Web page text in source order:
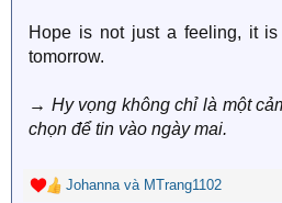
Hope is not just a feeling, it
tomorrow.
→ Hy vọng không chỉ là một
chọn để tin vào ngày mai.
R
Johannavà MTrang1102